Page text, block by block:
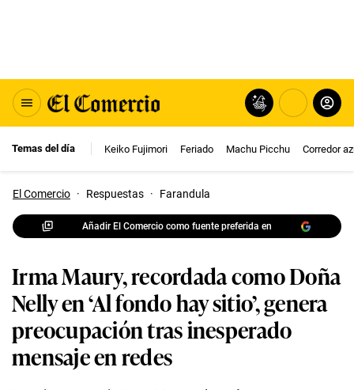
Temas del día Keiko Fujimori Feriado Machu Picchu Corredor
El Comercio · Respuestas · Farandula
Añadir El Comercio como fuente preferida en
Irma Maury, recordada como Doña
Nelly en ‘Al fondo hay sitio’, genera
preocupación tras inesperado
mensaje en redes